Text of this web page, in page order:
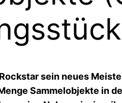
sein neues
Sammelobjekte in